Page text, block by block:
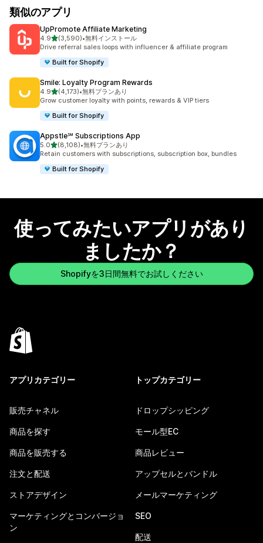
類似のアプリ
UpPromote Affiliate Marketing
4.95つ星中
(3,590)
合計レビュー数：3590件
•無料インストール
Drive referral sales loops with influencer & affiliate program
Built for Shopify
Smile: Loyalty Program Rewards
4.95つ星中
(4,173)
合計レビュー数：4173件
•無料プランあり
Grow customer loyalty with points, rewards & VIP tiers
Built for Shopify
Appstle℠ Subscriptions App
5.05つ星中
(8,108)
合計レビュー数：8108件
•無料プランあり
Retain customers with subscriptions, subscription box, bundles
Built for Shopify
使ってみたいアプリがあり
ましたか？
Shopifyを3日間無料でお試しください
アプリカテゴリー
販売チャネル
商品を探す
商品を販売する
注文と配送
ストアデザイン
マーケティングとコンバージョ
ン
トップカテゴリー
ドロップシッピング
モール型EC
商品レビュー
アップセルとバンドル
メールマーケティング
SEO
配送